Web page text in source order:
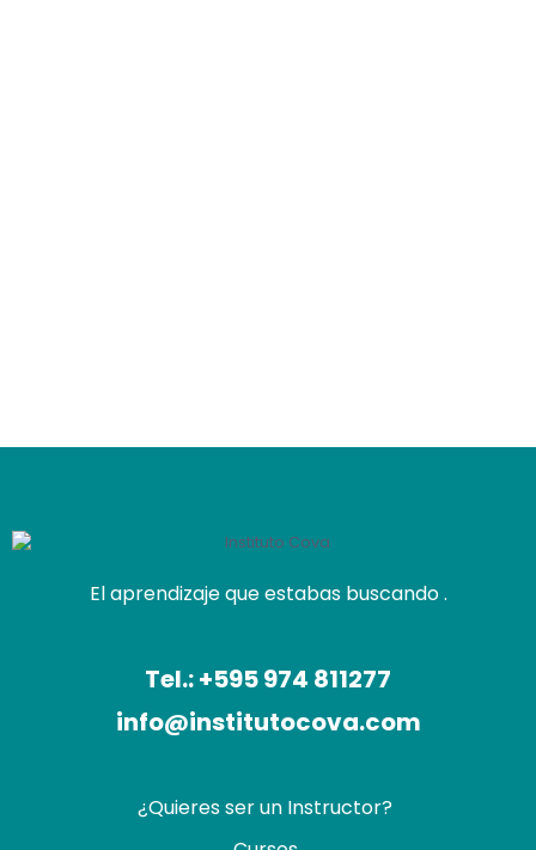
El aprendizaje que estabas buscando .
Tel.: +595 974 811277
info@institutocova.com
¿Quieres ser un Instructor?